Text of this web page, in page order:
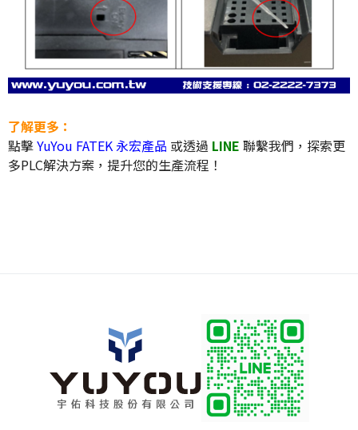
了解更多：
點擊YuYou FATEK 永宏產品 或透過 LINE 聯繫我們，探索更
多PLC解決方案，提升您的生產流程！